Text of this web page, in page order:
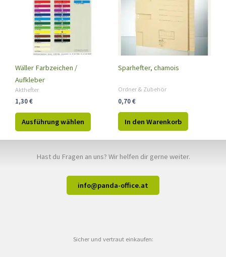
Wäller Farbzeichen /
Aufkleber
Akthefter
1,30€
Ausführung wählen
mehrere
Optionen
Produktseite
gewählt
Sparhefter, chamois
Ordner & Zubehör
0,70€
In den Warenkorb
Hast du Fragen an uns? Wir helfen dir gerne weiter.
info@panda-office.at
Sicher und vertraut einkaufen: